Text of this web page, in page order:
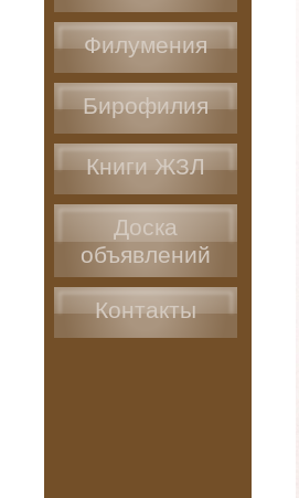
Филумения
Бирофилия
Книги ЖЗЛ
Доска
объявлений
Контакты